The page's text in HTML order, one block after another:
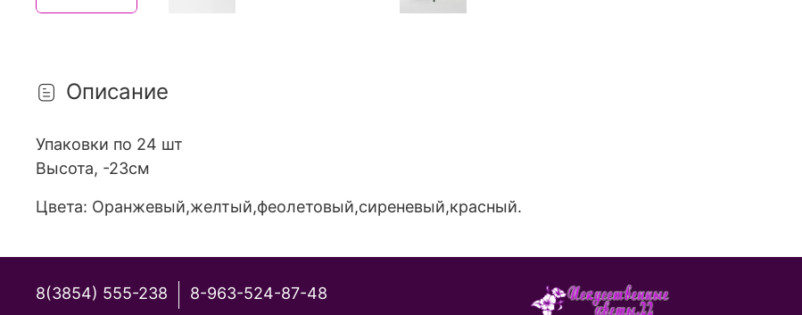
Описание
Упаковки по 24 шт
Высота, -23см
Цвета: Оранжевый,желтый,феолетовый,сиреневый,красный.
8(3854) 555-238 8-963-524-87-48